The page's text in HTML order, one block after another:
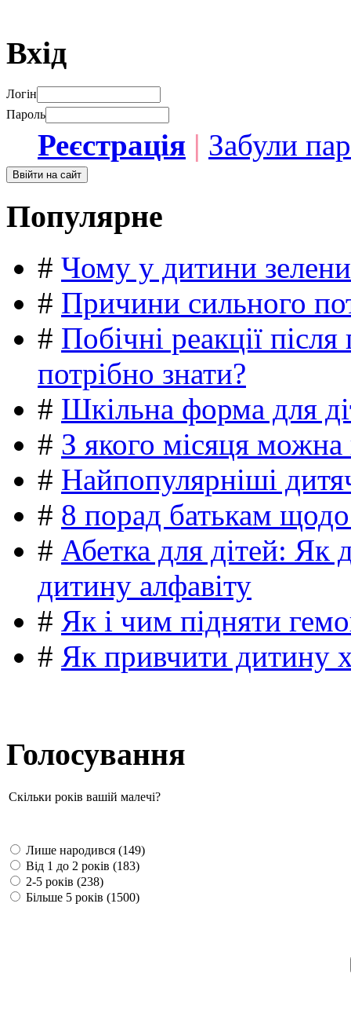
Вхід
Логін
Пароль
Реєстрація | Забули
Популярне
# Чому у дитини
# Причини сильного
# Побічні реакції
потрібно знати?
# Шкільна форма для
# З якого місяця можна
# Найпопулярніші
# 8 порад батькам
# Абетка для дітей: Як
дитину алфавіту
# Як і чим підняти
# Як привчити дитину
Голосування
Скільки років вашій малечі?
Лише народився (149)
Від 1 до 2 років (183)
2-5 років (238)
Більше 5 років (1500)